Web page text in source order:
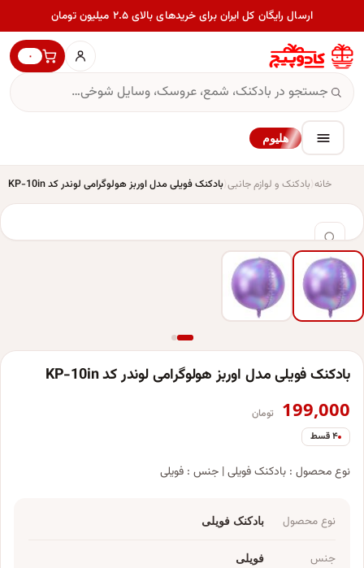
ارسال رایگان کل ایران برای خریدهای بالای ۲.۵ میلیون تومان
۰
هلیوم
خانه بادکنک و لوازم جانبی بادکنک فویلی مدل اوربز هولوگرامی لوندر کد KP-10in
بادکنک فویلی مدل اوربز هولوگرامی لوندر کد KP-10in
199,000
تومان
۴ قسط
نوع محصول : بادکنک فویلی | جنس : فویلی
نوع محصول بادکنک فویلی
جنس فویلی